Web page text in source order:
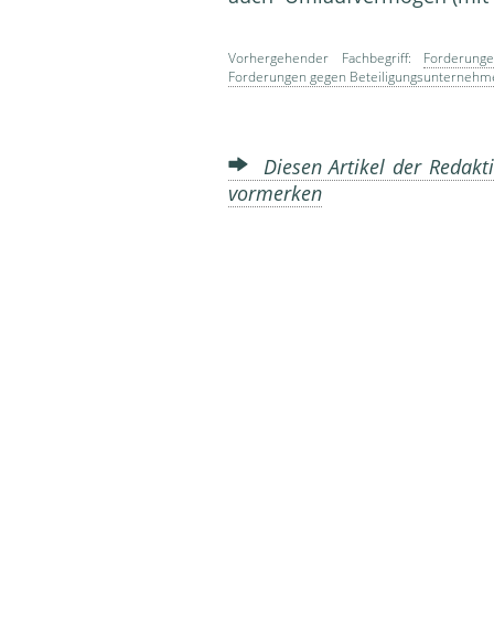
Vorhergehender Fachbegriff:
Forderungen gegen
Diesen Artikel der
vormerken